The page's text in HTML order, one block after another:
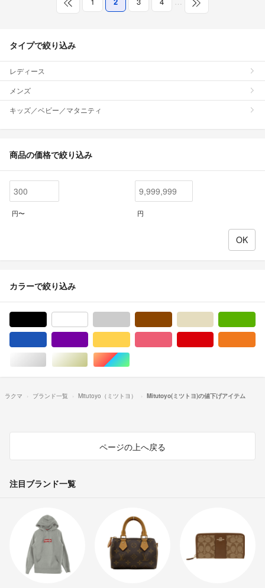
タイプで絞り込み
レディース
メンズ
キッズ／ベビー／マタニティ
商品の価格で絞り込み
円〜 円
カラーで絞り込み
シルバー/銀色系ゴールド/金色系マルチカラー
ラクマ ブランド一覧 Mitutoyo（ミツトヨ） Mitutoyo(ミツトヨ)の値下げアイテム
ページの上へ戻る
注目ブランド一覧